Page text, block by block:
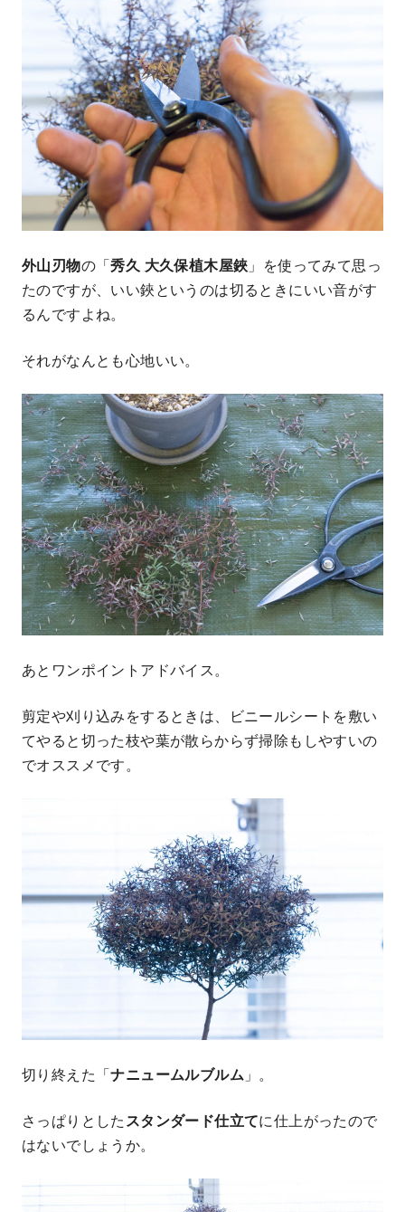
外山刃物の「秀久 大久保植木屋鋏 」を使ってみて思っ
たのですが、いい鋏というのは切るときにいい音がす
るんですよね。
それがなんとも心地いい。
あとワンポイントアドバイス。
剪定や刈り込みをするときは、ビニールシートを敷い
てやると切った枝や葉が散らからず掃除もしやすいの
でオススメです。
切り終えた「ナニュームルブルム 」。
さっぱりとしたスタンダード仕立てに仕上がったので
はないでしょうか。